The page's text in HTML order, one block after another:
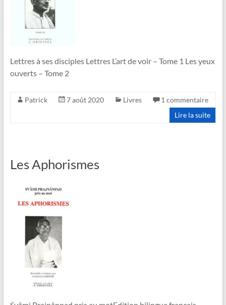
Lettres à ses disciples Lettres L’art de voir – Tome 1 Les yeux
ouverts – Tome 2
Patrick 7 août 2020 Livres
1 commentaire
Lire la suite
Les Aphorismes